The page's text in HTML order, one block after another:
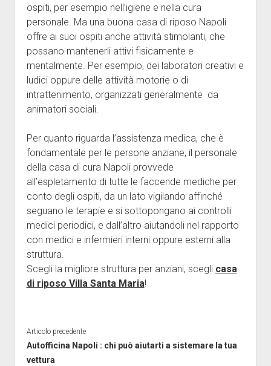
ospiti, per esempio nell’igiene e nella cura
personale. Ma una buona casa di riposo Napoli
offre ai suoi ospiti anche attività stimolanti, che
possano mantenerli attivi fisicamente e
mentalmente. Per esempio, dei laboratori creativi e
ludici oppure delle attività motorie o di
intrattenimento, organizzati generalmente da
animatori sociali.
Per quanto riguarda l’assistenza medica, che è
fondamentale per le persone anziane, il personale
della casa di cura Napoli provvede
all’espletamento di tutte le faccende mediche per
conto degli ospiti, da un lato vigilando affinché
seguano le terapie e si sottopongano ai controlli
medici periodici, e dall’altro aiutandoli nel rapporto
con medici e infermieri interni oppure esterni alla
struttura.
Scegli la migliore struttura per anziani, scegli casa
di riposo Villa Santa Maria!
Articolo precedente
Autofficina Napoli : chi può aiutarti a sistemare la tua
vettura